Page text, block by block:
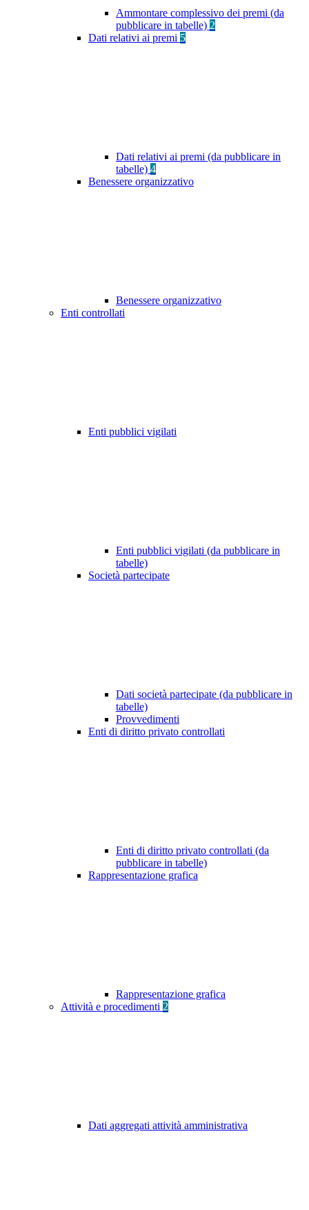
Ammontare complessivo dei premi (da
pubblicare in tabelle) 2
Dati relativi ai premi 5
Dati relativi ai premi (da pubblicare in
tabelle) 4
Benessere organizzativo
Benessere organizzativo
Enti controllati
Enti pubblici vigilati
Enti pubblici vigilati (da pubblicare in
tabelle)
Società partecipate
Dati società partecipate (da pubblicare in
tabelle)
Provvedimenti
Enti di diritto privato controllati
Enti di diritto privato controllati (da
pubblicare in tabelle)
Rappresentazione grafica
Rappresentazione grafica
Attività e procedimenti 2
Dati aggregati attività amministrativa